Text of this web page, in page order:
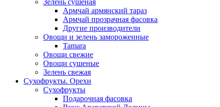
Зелень сушеная
Армчай армянский тараз
Армчай прозрачная фасовка
Другие производители
Овощи и зелень замороженные
Tamara
Овощи свежие
Овощи сушеные
Зелень свежая
Сухофрукты. Орехи
Сухофрукты
Подарочная фасовка